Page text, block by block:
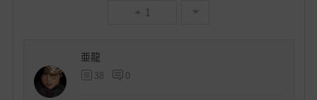
1
亜龍
38 0